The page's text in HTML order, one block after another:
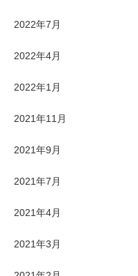
2022年7月
2022年4月
2022年1月
2021年11月
2021年9月
2021年7月
2021年4月
2021年3月